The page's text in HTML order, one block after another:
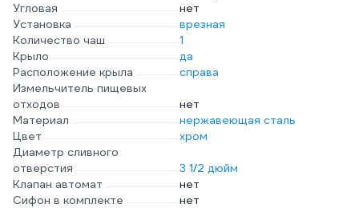
Угловая
нет
Установка
врезная
Количество чаш
1
Крыло
да
Расположение крыла
справа
Измельчитель пищевых
отходов
нет
Материал
нержавеющая сталь
Цвет
хром
Диаметр сливного
отверстия
3 1/2 дюйм
Клапан автомат
нет
Сифон в комплекте
нет